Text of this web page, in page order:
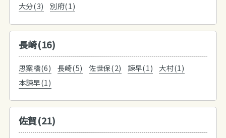
大分(3) 別府(1)
長崎(16)
思案橋(6) 長崎(5) 佐世保(2) 諫早(1)
大村(1)
本諫早(1)
佐賀(21)